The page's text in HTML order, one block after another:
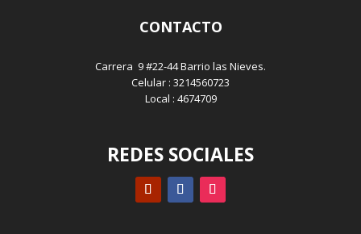
CONTACTO
Carrera 9 #22-44 Barrio las Nieves.
Celular : 3214560723
Local : 4674709
REDES SOCIALES